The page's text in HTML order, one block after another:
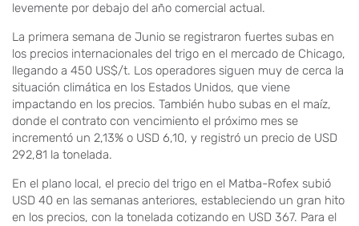
levemente por debajo del año comercial actual.
La primera semana de Junio se registraron fuertes subas en
los precios internacionales del trigo en el mercado de Chicago,
llegando a 450 US$/t. Los operadores siguen muy de cerca la
situación climática en los Estados Unidos, que viene
impactando en los precios. También hubo subas en el maíz,
donde el contrato con vencimiento el próximo mes se
incrementó un 2,13% o USD 6,10, y registró un precio de USD
292,81 la tonelada.
En el plano local, el precio del trigo en el Matba-Rofex subió
USD 40 en las semanas anteriores, estableciendo un gran hito
en los precios, con la tonelada cotizando en USD 367. Para el